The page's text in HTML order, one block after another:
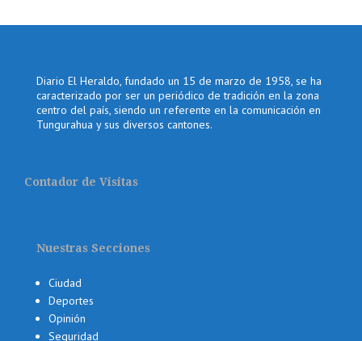
Diario El Heraldo, fundado un 15 de marzo de 1958, se ha
caracterizado por ser un periódico de tradición en la zona
centro del país, siendo un referente en la comunicación en
Tungurahua y sus diversos cantones.
Contador de Visitas
Nuestras Secciones
Ciudad
Deportes
Opinión
Seguridad